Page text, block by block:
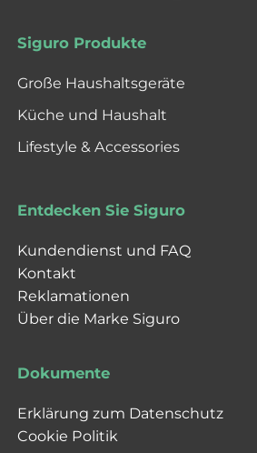
Siguro Produkte
Große Haushaltsgeräte
Küche und Haushalt
Lifestyle & Accessories
Entdecken Sie Siguro
Kundendienst und FAQ
Kontakt
Reklamationen
Über die Marke Siguro
Dokumente
Erklärung zum Datenschutz
Cookie Politik